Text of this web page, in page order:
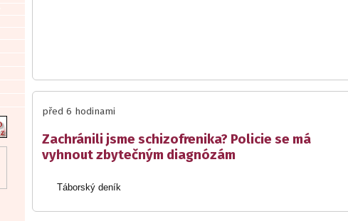
před 6 hodinami
Zachránili jsme schizofrenika? Policie se má
vyhnout zbytečným diagnózám
Táborský deník